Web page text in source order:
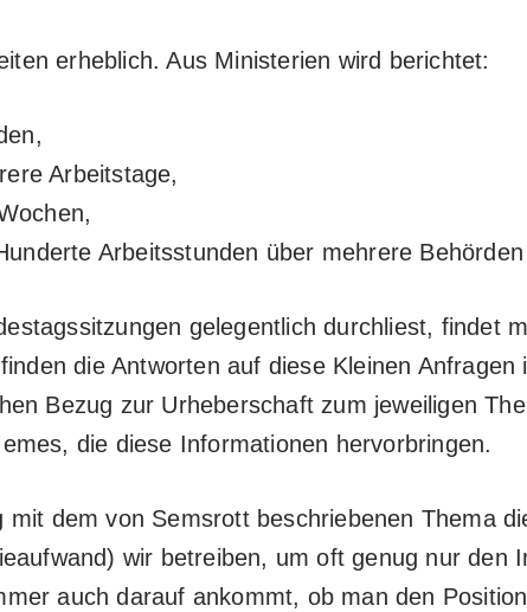
erheblich. Aus Ministerien wird berichtet:
Arbeitstage,
Arbeitsstunden über mehrere Behörden
gelegentlich durchliest, findet
die Antworten auf diese Kleinen
Bezug zur Urheberschaft zum jeweiligen
die diese Informationen hervorbringen.
dem von Semsrott beschriebenen Thema
wir betreiben, um oft genug nur den
auch darauf ankommt, ob man den